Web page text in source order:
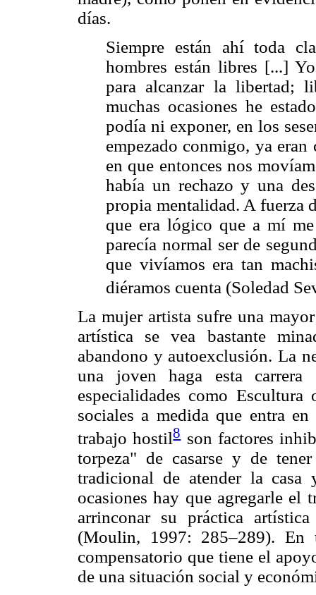
días.
Siempre están ahí toda
hombres están libres [...]
para alcanzar la libertad;
muchas ocasiones he
podía ni exponer, en los
empezado conmigo, ya
en que entonces nos
había un rechazo y una
propia mentalidad. A fuerza
que era lógico que a mí
parecía normal ser de
que vivíamos era tan
diéramos cuenta (Soledad
La mujer artista sufre una
artística se vea bastante
abandono y autoexclusión. La
una joven haga esta carrera
especialidades como
sociales a medida que entra
trabajo hostil8son factores
torpeza" de casarse y de
tradicional de atender la
ocasiones hay que agregarle el
arrinconar su práctica
(Moulin, 1997: 285–289). En
compensatorio que tiene el
de una situación social y